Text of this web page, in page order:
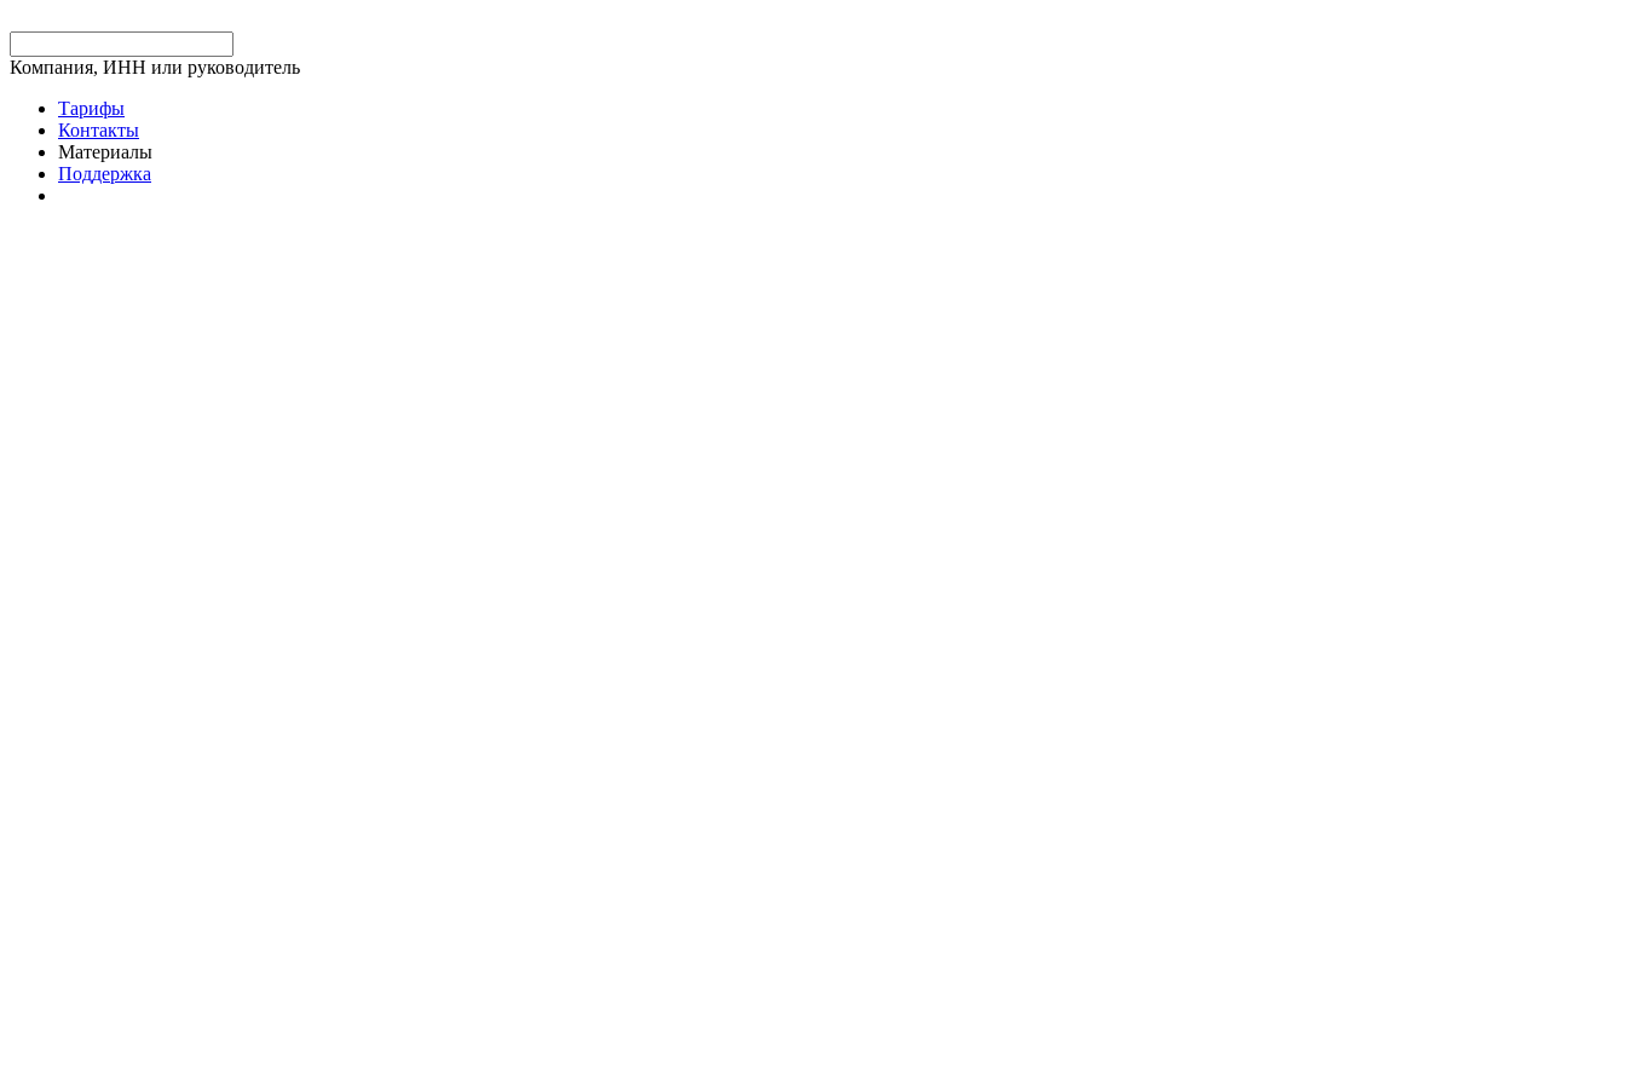
Компания, ИНН или руководитель
Тарифы
Контакты
Материалы
Поддержка